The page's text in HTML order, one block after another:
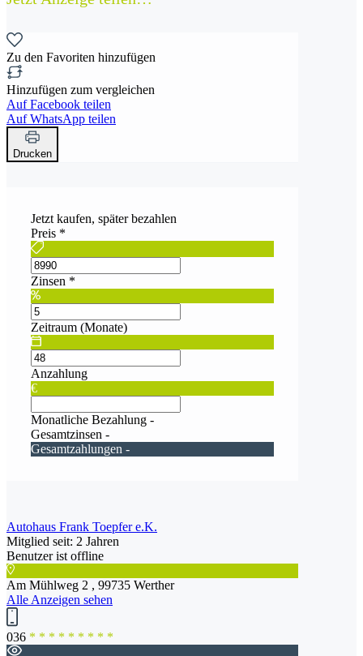
Zu den Favoriten hinzufügen
Hinzufügen zum vergleichen
Auf Facebook teilen
Auf WhatsApp teilen
Drucken
Jetzt kaufen, später bezahlen
Preis *
Zinsen *
Zeitraum (Monate)
Anzahlung
€
Monatliche Bezahlung -
Gesamtzinsen -
Gesamtzahlungen -
Autohaus Frank Toepfer e.K.
Mitglied seit: 2 Jahren
Benutzer ist offline
Am Mühlweg 2 , 99735 Werther
Alle Anzeigen sehen
036 * * * * * * * * *